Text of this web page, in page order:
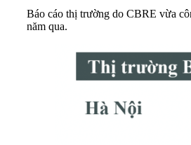
Báo cáo thị trường do CBRE vừa
năm qua.